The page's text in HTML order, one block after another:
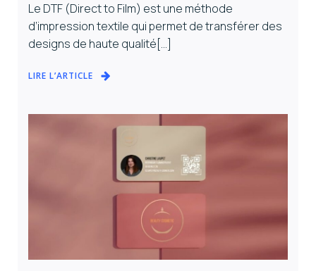
Le DTF (Direct to Film) est une méthode
d’impression textile qui permet de transférer des
designs de haute qualité[…]
LIRE L’ARTICLE